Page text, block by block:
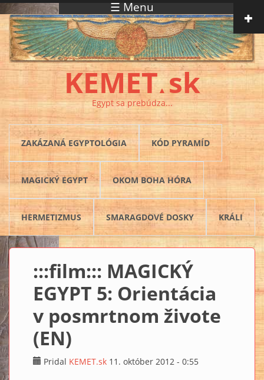
Skočiť na hlavný obsah ☰ Menu
KEMET▲ sk
Egypt sa prebúdza...
ZAKÁZANÁ EGYPTOLÓGIA KÓD PYRAMÍD
MAGICKÝ EGYPT OKOM BOHA HÓRA
HERMETIZMUS SMARAGDOVÉ DOSKY KRÁLI
:::film::: MAGICKÝ
EGYPT 5: Orientácia
v posmrtnom živote
(EN)
Pridal KEMET.sk 11. október 2012 - 0:55